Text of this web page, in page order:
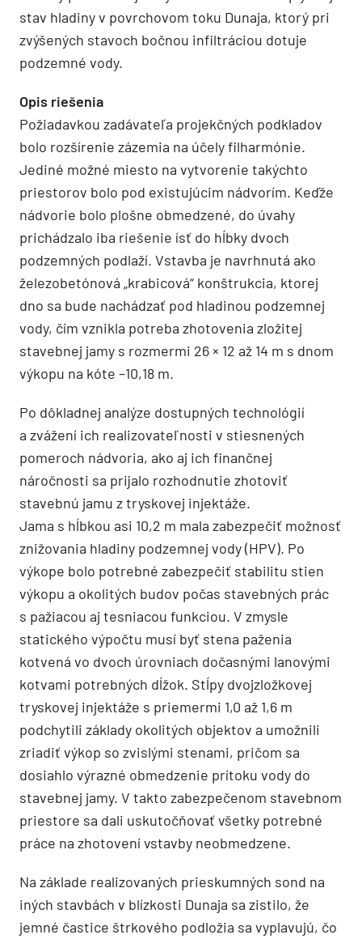
stav hladiny v povrchovom toku Dunaja, ktorý pri
zvýšených stavoch bočnou infiltráciou dotuje
podzemné vody.
Opis riešenia
Požiadavkou zadávateľa projekčných podkladov
bolo rozšírenie zázemia na účely filharmónie.
Jediné možné miesto na vytvorenie takýchto
priestorov bolo pod existujúcim nádvorím. Keďže
nádvorie bolo plošne obmedzené, do úvahy
prichádzalo iba riešenie ísť do hĺbky dvoch
podzemných podlaží. Vstavba je navrhnutá ako
železobetónová „krabicová“ konštrukcia, ktorej
dno sa bude nachádzať pod hladinou podzemnej
vody, čím vznikla potreba zhotovenia zložitej
stavebnej jamy s rozmermi 26 × 12 až 14 m s dnom
výkopu na kóte –10,18 m.
Po dôkladnej analýze dostupných technológií
a zvážení ich realizovateľnosti v stiesnených
pomeroch nádvoria, ako aj ich finančnej
náročnosti sa prijalo rozhodnutie zhotoviť
stavebnú jamu z tryskovej injektáže.
Jama s hĺbkou asi 10,2 m mala zabezpečiť možnosť
znižovania hladiny podzemnej vody (HPV). Po
výkope bolo potrebné zabezpečiť stabilitu stien
výkopu a okolitých budov počas stavebných prác
s pažiacou aj tesniacou funkciou. V zmysle
statického výpočtu musí byť stena paženia
kotvená vo dvoch úrovniach dočasnými lanovými
kotvami potrebných dĺžok. Stĺpy dvojzložkovej
tryskovej injektáže s priemermi 1,0 až 1,6 m
podchytili základy okolitých objektov a umožnili
zriadiť výkop so zvislými stenami, pričom sa
dosiahlo výrazné obmedzenie prítoku vody do
stavebnej jamy. V takto zabezpečenom stavebnom
priestore sa dali uskutočňovať všetky potrebné
práce na zhotovení vstavby neobmedzene.
Na základe realizovaných prieskumných sond na
iných stavbách v blízkosti Dunaja sa zistilo, že
jemné častice štrkového podložia sa vyplavujú, čo